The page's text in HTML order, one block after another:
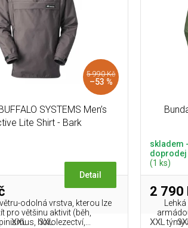
5 990 Kč
–53 %
SYSTEMS Men’s
Lite Shirt - Bark
Detail
odolná vrstva, kterou lze
pro většinu aktivit (běh,
horolezectví,...
XXL 3XL
skladem -
doprodej
(1 ks)
2 790
týmy
XXL